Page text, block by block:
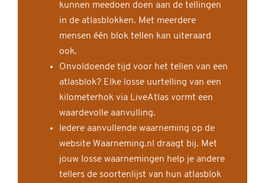
kunnen meedoen doen aan de tellingen
in de atlasblokken. Met meerdere
mensen één blok tellen kan uiteraard
ook.
Onvoldoende tijd voor het tellen van een
atlasblok? Elke losse uurtelling van een
kilometerhok via LiveAtlas vormt een
waardevolle aanvulling.
Iedere aanvullende waarneming op de
website Waarneming.nl draagt bij. Met
jouw losse waarnemingen help je andere
tellers de soortenlijst van hun atlasblok